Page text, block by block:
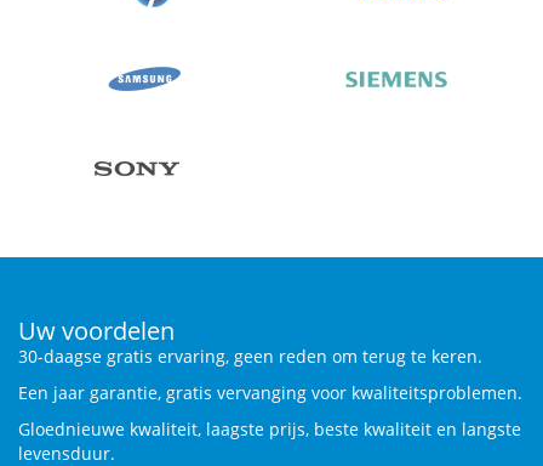
Uw voordelen
30-daagse gratis ervaring, geen reden om terug te keren.
Een jaar garantie, gratis vervanging voor kwaliteitsproblemen.
Gloednieuwe kwaliteit, laagste prijs, beste kwaliteit en langste
levensduur.